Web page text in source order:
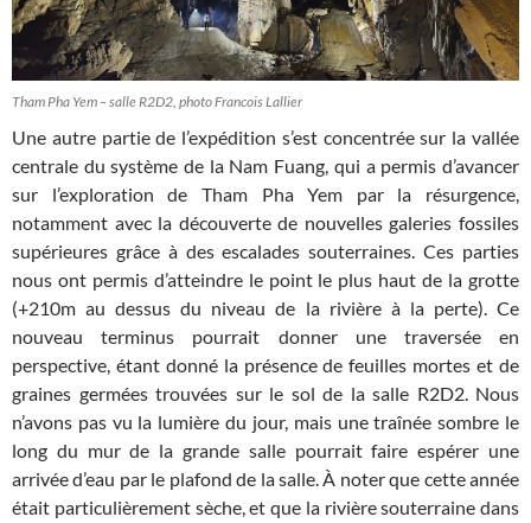
Tham Pha Yem – salle R2D2, photo Francois Lallier
Une autre partie de l’expédition s’est concentrée sur la vallée
centrale du système de la Nam Fuang, qui a permis d’avancer
sur l’exploration de Tham Pha Yem par la résurgence,
notamment avec la découverte de nouvelles galeries fossiles
supérieures grâce à des escalades souterraines. Ces parties
nous ont permis d’atteindre le point le plus haut de la grotte
(+210m au dessus du niveau de la rivière à la perte). Ce
nouveau terminus pourrait donner une traversée en
perspective, étant donné la présence de feuilles mortes et de
graines germées trouvées sur le sol de la salle R2D2. Nous
n’avons pas vu la lumière du jour, mais une traînée sombre le
long du mur de la grande salle pourrait faire espérer une
arrivée d’eau par le plafond de la salle. À noter que cette année
était particulièrement sèche, et que la rivière souterraine dans